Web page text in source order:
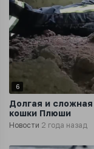
6
Долгая и
кошки Плюши
Новости 2 года назад